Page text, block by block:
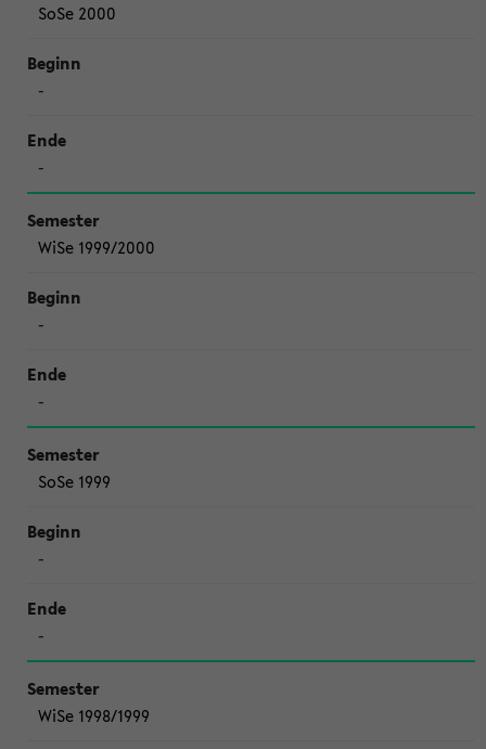
SoSe 2000
-
-
WiSe 1999/2000
-
-
SoSe 1999
-
-
WiSe 1998/1999